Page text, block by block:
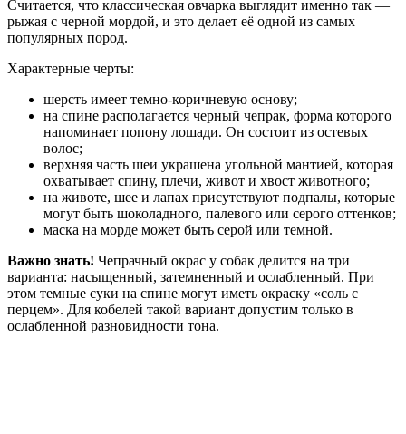
Считается, что классическая овчарка выглядит именно так —
рыжая с черной мордой, и это делает её одной из самых
популярных пород.
Характерные черты:
шерсть имеет темно-коричневую основу;
на спине располагается черный чепрак, форма которого
напоминает попону лошади. Он состоит из остевых
волос;
верхняя часть шеи украшена угольной мантией, которая
охватывает спину, плечи, живот и хвост животного;
на животе, шее и лапах присутствуют подпалы, которые
могут быть шоколадного, палевого или серого оттенков;
маска на морде может быть серой или темной.
Важно знать! Чепрачный окрас у собак делится на три
варианта: насыщенный, затемненный и ослабленный. При
этом темные суки на спине могут иметь окраску «соль с
перцем». Для кобелей такой вариант допустим только в
ослабленной разновидности тона.